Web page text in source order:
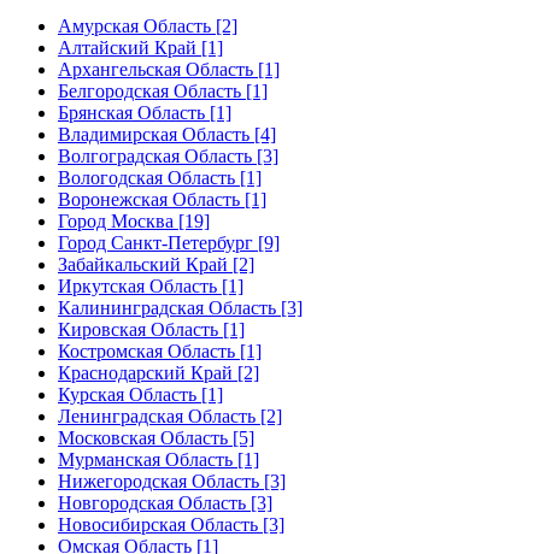
Амурская Область [2]
Алтайский Край [1]
Архангельская Область [1]
Белгородская Область [1]
Брянская Область [1]
Владимирская Область [4]
Волгоградская Область [3]
Вологодская Область [1]
Воронежская Область [1]
Город Москва [19]
Город Санкт-Петербург [9]
Забайкальский Край [2]
Иркутская Область [1]
Калининградская Область [3]
Кировская Область [1]
Костромская Область [1]
Краснодарский Край [2]
Курская Область [1]
Ленинградская Область [2]
Московская Область [5]
Мурманская Область [1]
Нижегородская Область [3]
Новгородская Область [3]
Новосибирская Область [3]
Омская Область [1]